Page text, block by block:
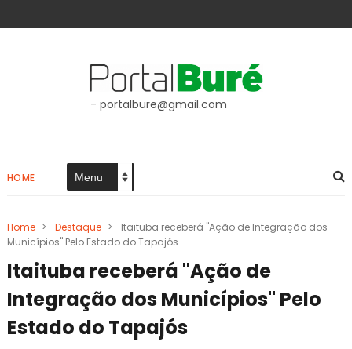
- portalbure@gmail.com
HOME
Home > Destaque >
Itaituba receberá "Ação de Integração dos
Municípios" Pelo Estado do Tapajós
Itaituba receberá "Ação de
Integração dos Municípios" Pelo
Estado do Tapajós